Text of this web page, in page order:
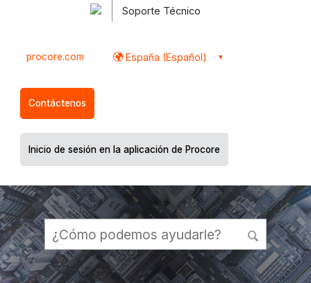
Soporte Técnico
procore.com España (Español)
Contáctenos
Inicio de sesión en la aplicación de Procore